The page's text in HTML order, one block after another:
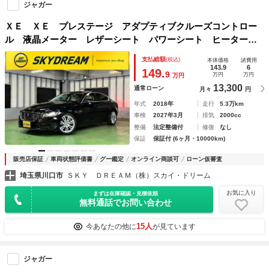
ジャガー
ＸＥ ＸＥ プレステージ アダプティブクルーズコントロー
ル 液晶メーター レザーシート パワーシート ヒーター
前後コーナーセンサー アイドリングストップ キセノンライ
ト 純正ナビ地デジ バックカメラ １８ＡＷ ６か月保証付
き
支払総額(税込)
149.9 万円
本体価格
143.9
万円
諸費用
6
万円
通常ローン 月々 13,300 円
年式 2018年 走行
5.3万km
車検
2027年3月 排気
2000cc
整備
法定整備付 修復
なし
保証
保証付 (6ヶ月・10000km)
販売店保証 車両状態評価書 グー鑑定 オンライン商談可 ローン仮審査
埼玉県川口市 ＳＫＹ ＤＲＥＡＭ（株）スカイ・ドリーム
まずは在庫確認・見積依頼
無料通話でお問い合わせ
お気に入り
今あなたの他に15人が見ています
ジャガー